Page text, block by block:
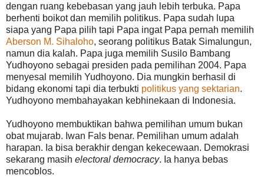
dengan ruang kebebasan yang jauh lebih terbuka. Papa
berhenti boikot dan memilih politikus. Papa sudah lupa
siapa yang Papa pilih tapi Papa ingat Papa pernah memilih
Aberson M. Sihaloho, seorang politikus Batak Simalungun,
namun dia kalah. Papa juga memilih Susilo Bambang
Yudhoyono sebagai presiden pada pemilihan 2004. Papa
menyesal memilih Yudhoyono. Dia mungkin berhasil di
bidang ekonomi tapi dia terbukti politikus yang sektarian.
Yudhoyono membahayakan kebhinekaan di Indonesia.
Yudhoyono membuktikan bahwa pemilihan umum bukan
obat mujarab. Iwan Fals benar. Pemilihan umum adalah
harapan. Ia bisa berakhir dengan kekecewaan. Demokrasi
sekarang masih electoral democracy. Ia hanya bebas
mencoblos.